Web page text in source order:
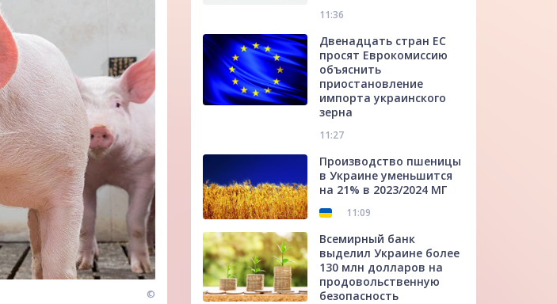
©
11:36
Двенадцать стран ЕС
просят Еврокомиссию
объяснить
приостановление
импорта украинского
зерна
11:27
Производство пшеницы
в Украине уменьшится
на 21% в 2023/2024 МГ
11:09
Всемирный банк
выделил Украине более
130 млн долларов на
продовольственную
безопасность